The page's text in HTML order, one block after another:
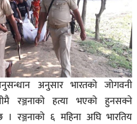
अनुसार भारतको जोगवनी
रञ्जनाको हत्या भएको हुनसक्ने
६ महिना अघि भारतिय